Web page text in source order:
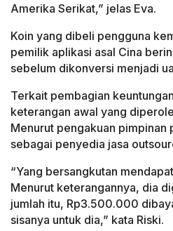
Amerika Serikat,” jelas Eva.
Koin yang dibeli pengguna
pemilik aplikasi asal Cina
sebelum dikonversi menjadi
Terkait pembagian
keterangan awal yang
Menurut pengakuan pimpinan
sebagai penyedia jasa
“Yang bersangkutan
Menurut keterangannya, dia
jumlah itu, Rp3.500.000
sisanya untuk dia,” kata Riski.